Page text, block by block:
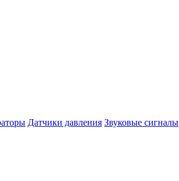
Датчики давления Звуковые сигналы